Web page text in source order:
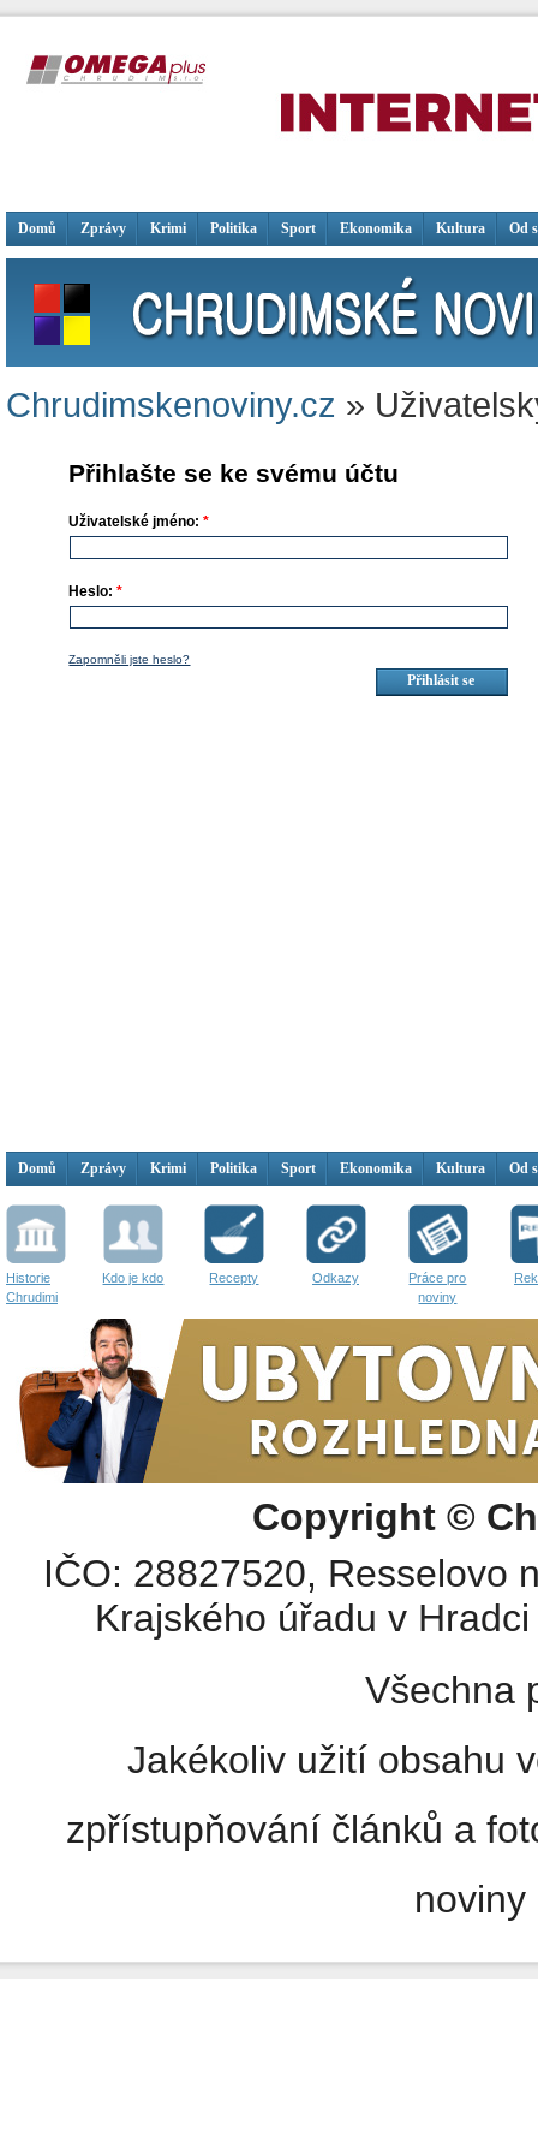
Domů Zprávy Krimi Politika Sport Ekonomika Kultura Od
Chrudimskenoviny.cz »
Přihlašte se ke svému účtu
Uživatelské jméno:*
Heslo:*
Zapomněli jste heslo?
Domů Zprávy Krimi Politika Sport Ekonomika Kultura Od
Historie
Chrudimi
Kdo je kdo Recepty Odkazy
Práce pro
noviny
Copyright ©
IČO: 28827520, Resselovo
Krajského úřadu v
Všechna
Jakékoliv užití obsahu
zpřístupňování článků a